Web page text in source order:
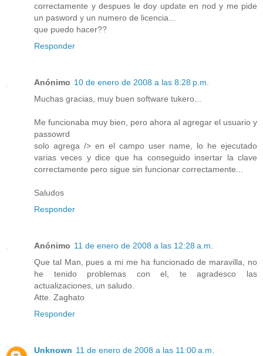
correctamente y despues le doy update en nod y me pide
un pasword y un numero de licencia...
que puedo hacer??
Responder
Anónimo 10 de enero de 2008 a las 8:28 p.m.
Muchas gracias, muy buen software tukero...
Me funcionaba muy bien, pero ahora al agregar el usuario y
passowrd
solo agrega /> en el campo user name, lo he ejecutado
varias veces y dice que ha conseguido insertar la clave
correctamente pero sigue sin funcionar correctamente...
Saludos
Responder
Anónimo 11 de enero de 2008 a las 12:28 a.m.
Que tal Man, pues a mi me ha funcionado de maravilla, no
he tenido problemas con el, te agradesco las
actualizaciones, un saludo.
Atte. Zaghato
Responder
Unknown 11 de enero de 2008 a las 11:00 a.m.